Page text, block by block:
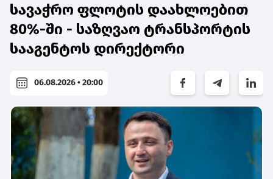
სავაჭრო ფლოტის დაახლოებით
80%-ში - საზღვაო ტრანსპორტის
სააგენტოს დირექტორი
06.08.2026 • 20:00